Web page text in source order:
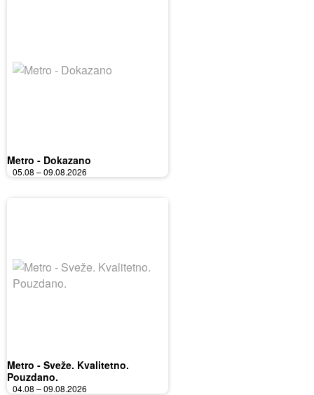
Metro - Dokazano
05.08 – 09.08.2026
Metro - Sveže. Kvalitetno.
Pouzdano.
04.08 – 09.08.2026